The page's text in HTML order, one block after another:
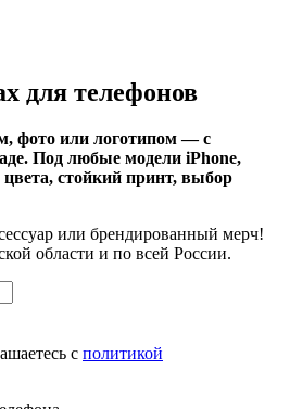
для телефонов
фото или логотипом — с
Под любые модели iPhone,
стойкий принт, выбор
или брендированный мерч!
области и по всей России.
с политикой